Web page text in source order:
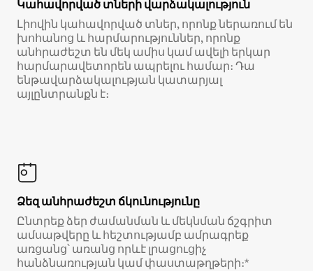
Կահավորված տների վարձակալություն
Լիովին կահավորված տներ, որոնք ներառում են
խոհանոց և հարմարություններ, որոնք
անհրաժեշտ են մեկ ամիս կամ ավելի երկար
հարմարավետորեն ապրելու համար։ Դա
ենթավարձակալության կատարյալ
այլընտրանքն է։
Ձեզ անհրաժեշտ ճկունությունը
Ընտրեք ձեր ժամանման և մեկնման ճշգրիտ
ամսաթվերը և հեշտությամբ ամրագրեք
առցանց՝ առանց որևէ լրացուցիչ
հանձնառության կամ փաստաթղթերի։*